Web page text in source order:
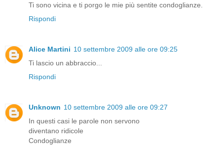
Ti sono vicina e ti porgo le mie più sentite condoglianze.
Rispondi
Alice Martini 10 settembre 2009 alle ore 09:25
Ti lascio un abbraccio...
Rispondi
Unknown 10 settembre 2009 alle ore 09:27
In questi casi le parole non servono
diventano ridicole
Condoglianze